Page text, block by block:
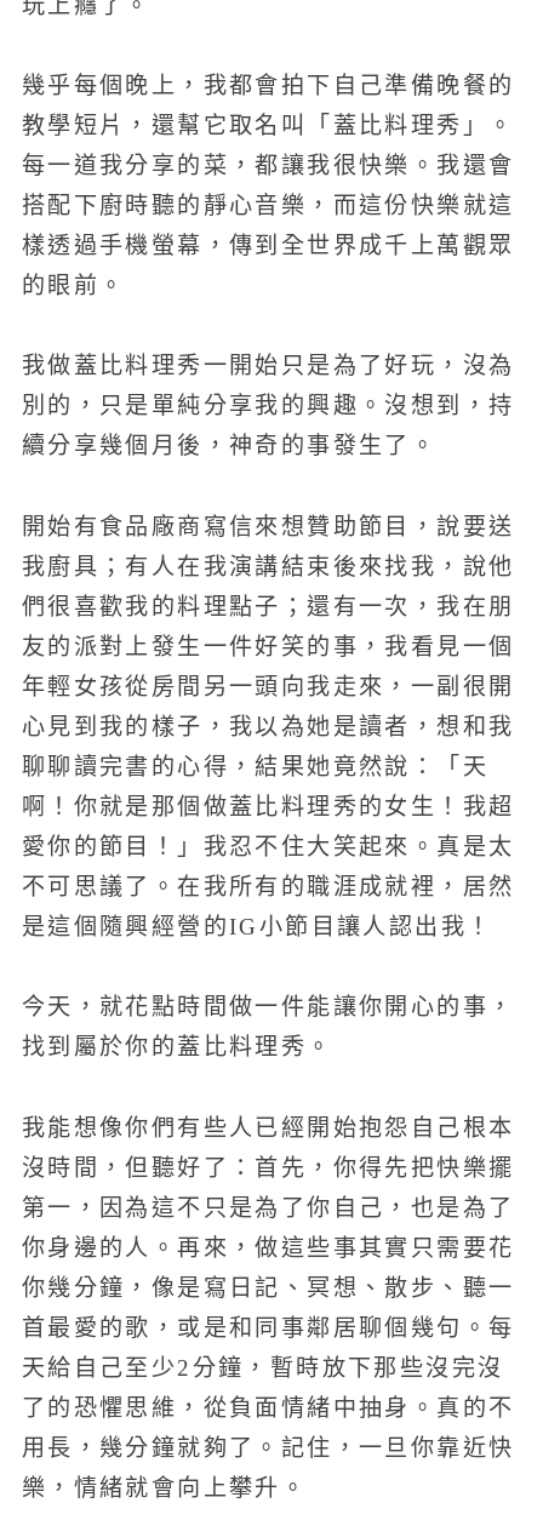
幾乎每個晚上，我都會拍下自己準備晚餐的
教學短片，還幫它取名叫「蓋比料理秀」。
每一道我分享的菜，都讓我很快樂。我還會
搭配下廚時聽的靜心音樂，而這份快樂就這
樣透過手機螢幕，傳到全世界成千上萬觀眾
的眼前。
我做蓋比料理秀一開始只是為了好玩，沒為
別的，只是單純分享我的興趣。沒想到，持
續分享幾個月後，神奇的事發生了。
開始有食品廠商寫信來想贊助節目，說要送
我廚具；有人在我演講結束後來找我，說他
們很喜歡我的料理點子；還有一次，我在朋
友的派對上發生一件好笑的事，我看見一個
年輕女孩從房間另一頭向我走來，一副很開
心見到我的樣子，我以為她是讀者，想和我
聊聊讀完書的心得，結果她竟然說：「天
啊！你就是那個做蓋比料理秀的女生！我超
愛你的節目！」我忍不住大笑起來。真是太
不可思議了。在我所有的職涯成就裡，居然
是這個隨興經營的IG小節目讓人認出我！
今天，就花點時間做一件能讓你開心的事，
找到屬於你的蓋比料理秀。
我能想像你們有些人已經開始抱怨自己根本
沒時間，但聽好了：首先，你得先把快樂擺
第一，因為這不只是為了你自己，也是為了
你身邊的人。再來，做這些事其實只需要花
你幾分鐘，像是寫日記、冥想、散步、聽一
首最愛的歌，或是和同事鄰居聊個幾句。每
天給自己至少2分鐘，暫時放下那些沒完沒
了的恐懼思維，從負面情緒中抽身。真的不
用長，幾分鐘就夠了。記住，一旦你靠近快
樂，情緒就會向上攀升。